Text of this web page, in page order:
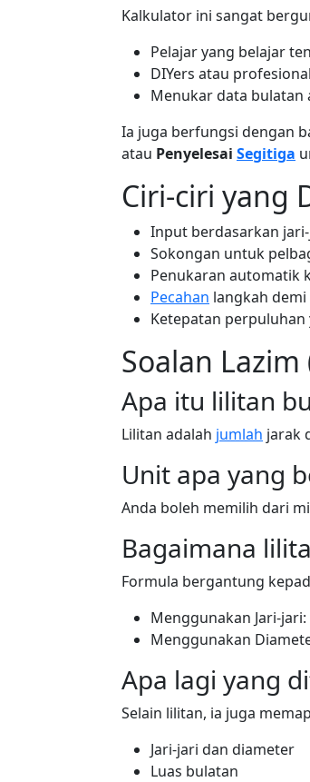
Kalkulator ini sangat
Pelajar yang belajar
DIYers atau
Menukar data bulatan
Ia juga berfungsi dengan
atau Penyelesai Segitiga
Ciri-ciri yang
Input berdasarkan
Sokongan untuk
Penukaran automatik
Pecahan langkah
Ketepatan
Soalan Lazim
Apa itu lilitan
Lilitan adalah jumlah jarak
Unit apa yang
Anda boleh memilih dari
Bagaimana
Formula bergantung
Menggunakan Jari-
Menggunakan
Apa lagi yang
Selain lilitan, ia juga
Jari-jari dan diameter
Luas bulatan